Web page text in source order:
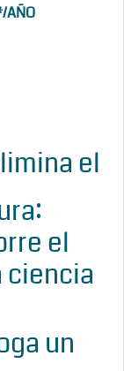
AÑO
el
el
ciencia
un